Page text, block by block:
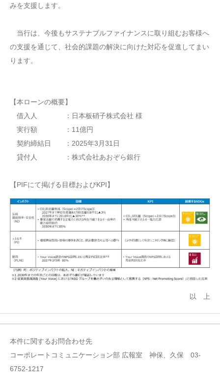
みを支援します。
当行は、今後もサステナブルファイナンスに取り組むお客様へ
の支援を通じて、社会的課題の解決に向けた対応を促進してまい
ります。
【本ローンの概要】
借入人 ：日本板硝子株式会社 様
実行額 ：11億円
契約締結日 ：2025年3月31日
貸付人 ：株式会社あおぞら銀行
【PIFにて掲げる目標およびKPI】
以 上
本件に関するお問合わせ先
コーポレートコミュニケーション部 広報室 神保、久保 03-
6752-1217